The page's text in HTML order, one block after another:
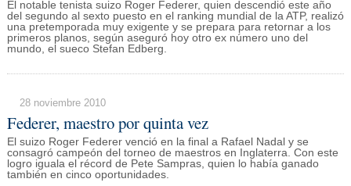
El notable tenista suizo Roger Federer, quien descendió este año
del segundo al sexto puesto en el ranking mundial de la ATP, realizó
una pretemporada muy exigente y se prepara para retornar a los
primeros planos, según aseguró hoy otro ex número uno del
mundo, el sueco Stefan Edberg.
28 noviembre 2010
Federer, maestro por quinta vez
El suizo Roger Federer venció en la final a Rafael Nadal y se
consagró campeón del torneo de maestros en Inglaterra. Con este
logro iguala el récord de Pete Sampras, quien lo había ganado
también en cinco oportunidades.